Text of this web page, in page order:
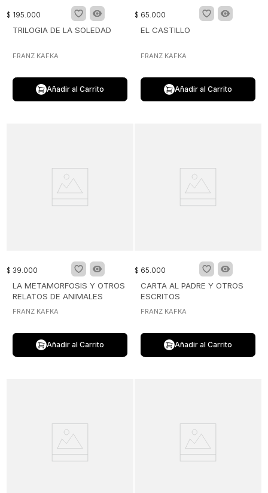
$ 195.000
TRILOGIA DE LA SOLEDAD
FRANZ KAFKA
Añadir al Carrito
$ 65.000
EL CASTILLO
FRANZ KAFKA
Añadir al Carrito
$ 39.000
LA METAMORFOSIS Y OTROS
RELATOS DE ANIMALES
FRANZ KAFKA
Añadir al Carrito
$ 65.000
CARTA AL PADRE Y OTROS
ESCRITOS
FRANZ KAFKA
Añadir al Carrito